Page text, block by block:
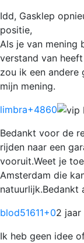
Idd, Gasklep
positie,
Als je van mening
verstand van heeft
zou ik een andere
mijn mening.
limbra+4860
Bedankt voor de
rijden naar een
vooruit.Weet je
Amsterdam die
natuurlijk.Bedankt
blod51611+02 jaar
Ik heb geen idee